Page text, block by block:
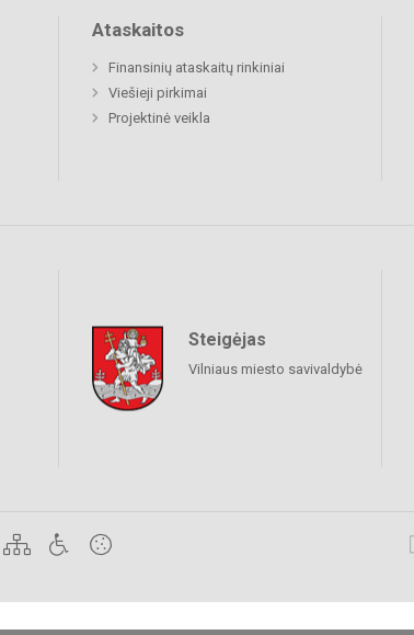
Ataskaitos
Finansinių ataskaitų rinkiniai
Viešieji pirkimai
Projektinė veikla
Steigėjas
Vilniaus miesto savivaldybė